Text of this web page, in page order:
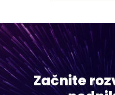
Začnite